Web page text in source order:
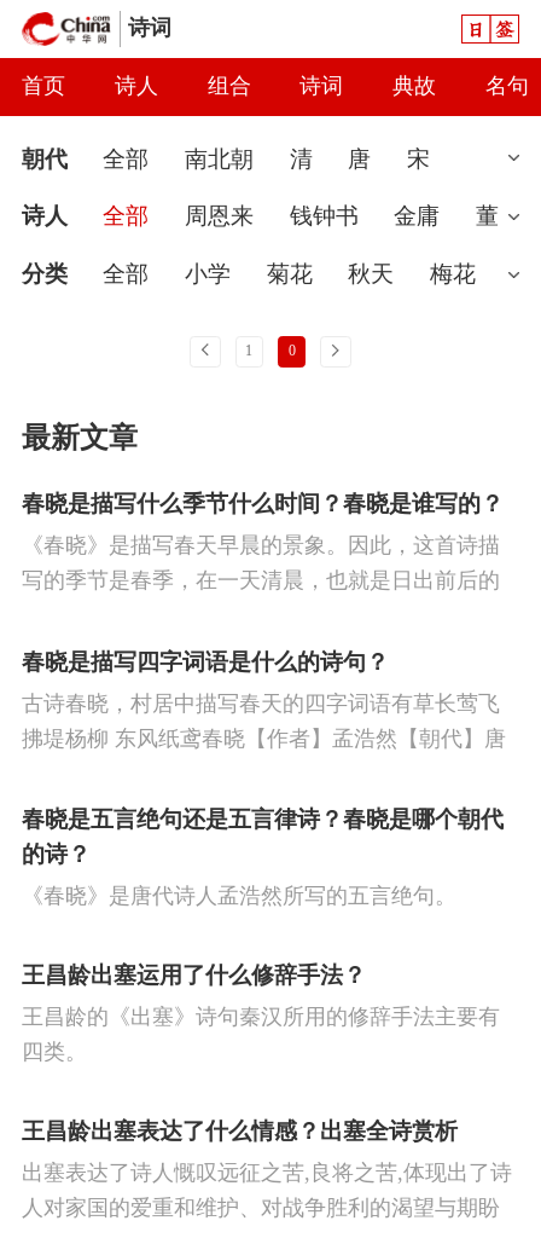
诗词
首页 诗人 组合 诗词 典故 名句
朝代 全部 南北朝 清 唐 宋
汉 现代 先秦 魏晋 隋
代 秦 当代 明 辽 金 五代
诗人 全部 周恩来 钱钟书 金庸 董
必武 梁羽生 启功 现代无名 蔡文
分类 全部 小学 菊花 秋天 梅花
怀古
理 豪放
讽刺 思念 闺怨 友情 月亮 重阳
节 人生 寒食节 悼亡 赞美 高中
独 思乡 夏天 爱情 元宵节
战争 风 寓理 劳动 励志 马 边
酬 羁旅
1 0
下一页
最新文章
春晓是描写什么季节什么时间？春晓是谁写的？
《春晓》是描写春天早晨的景象。因此，这首诗描
写的季节是春季，在一天清晨，也就是日出前后的
春晓是描写四字词语是什么的诗句？
古诗春晓，村居中描写春天的四字词语有草长莺飞
拂堤杨柳 东风纸鸢春晓【作者】孟浩然【朝代】唐
少。译文春日里贪睡不知不觉天已破晓，搅乱我酣
眠的是那啁啾的小鸟。
春晓是五言绝句还是五言律诗？春晓是哪个朝代
的诗？
《春晓》是唐代诗人孟浩然所写的五言绝句。
王昌龄出塞运用了什么修辞手法？
王昌龄的《出塞》诗句秦汉所用的修辞手法主要有
四类。
王昌龄出塞表达了什么情感？出塞全诗赏析
出塞表达了诗人慨叹远征之苦,良将之苦,体现出了诗
人对家国的爱重和维护、对战争胜利的渴望与期盼